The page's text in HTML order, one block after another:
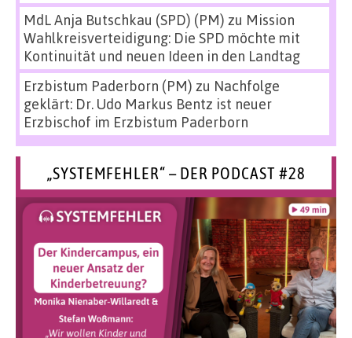
MdL Anja Butschkau (SPD) (PM) zu Mission
Wahlkreisverteidigung: Die SPD möchte mit
Kontinuität und neuen Ideen in den Landtag
Erzbistum Paderborn (PM) zu Nachfolge
geklärt: Dr. Udo Markus Bentz ist neuer
Erzbischof im Erzbistum Paderborn
„SYSTEMFEHLER“ – DER PODCAST #28